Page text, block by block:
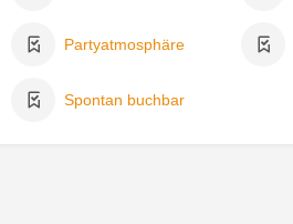
Partyatmosphäre
Spontan buchbar